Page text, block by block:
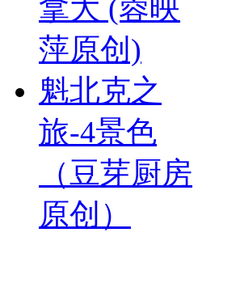
拿大 (蓉映
萍原创)
魁北克之
旅-4景色
（豆芽厨房
原创）